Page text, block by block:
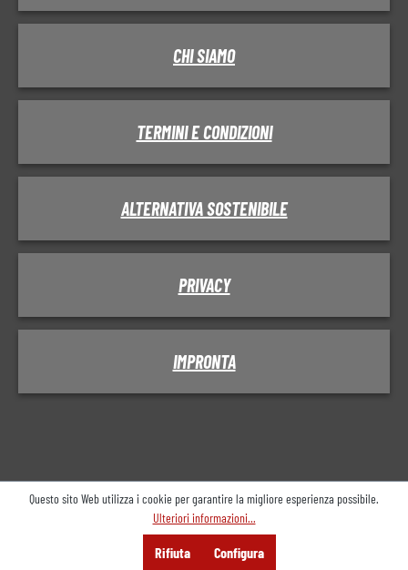
Cerca
CHI SIAMO
TERMINI E CONDIZIONI
ALTERNATIVA SOSTENIBILE
PRIVACY
IMPRONTA
Questo sito Web utilizza i cookie per garantire la migliore esperienza possibile.
Ulteriori informazioni...
Rifiuta Configura